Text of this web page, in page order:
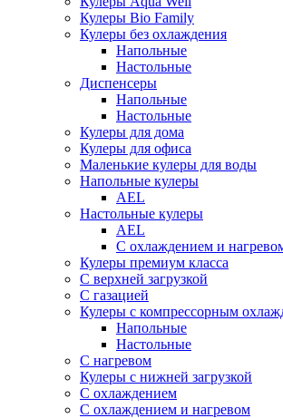
Кулеры Bio Family
Кулеры без охлаждения
Напольные
Настольные
Диспенсеры
Напольные
Настольные
Кулеры для дома
Кулеры для офиса
Маленькие кулеры для воды
Напольные кулеры
AEL
Настольные кулеры
AEL
С охлаждением и
Кулеры премиум класса
С верхней загрузкой
С газацией
Кулеры с компрессорным
Напольные
Настольные
С нагревом
Кулеры с нижней загрузкой
С охлаждением
С охлаждением и нагревом